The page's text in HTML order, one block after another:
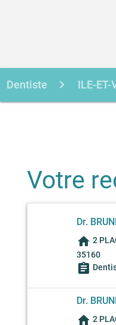
Dentiste ILE-ET-
Votre
Dr.
home 2
35160
assignment
Dr.
home 2